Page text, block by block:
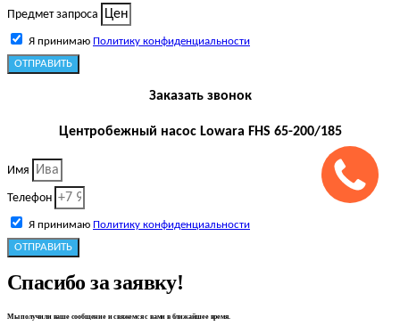
Предмет запроса
Я принимаю Политику конфиденциальности
ОТПРАВИТЬ
Заказать звонок
Центробежный насос Lowara FHS 65-200/185
Имя
Телефон
Я принимаю Политику конфиденциальности
ОТПРАВИТЬ
Спасибо за заявку!
Мы получили ваше сообщение и свяжемся с вами в ближайшее время.